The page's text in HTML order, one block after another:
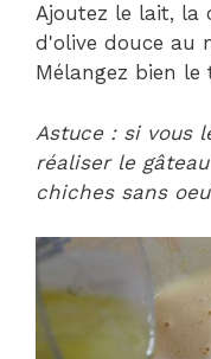
Ajoutez le lait, la
d'olive douce au
Mélangez bien
Astuce : si vous
réaliser le
chiches sans